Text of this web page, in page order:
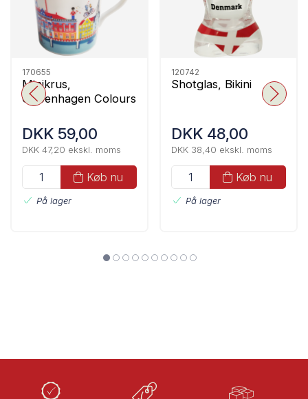
170655
Minikrus,
Copenhagen Colours
DKK 59,00
DKK 47,20 ekskl. moms
Køb nu
På lager
120742
Shotglas, Bikini
DKK 48,00
DKK 38,40 ekskl. moms
Køb nu
På lager